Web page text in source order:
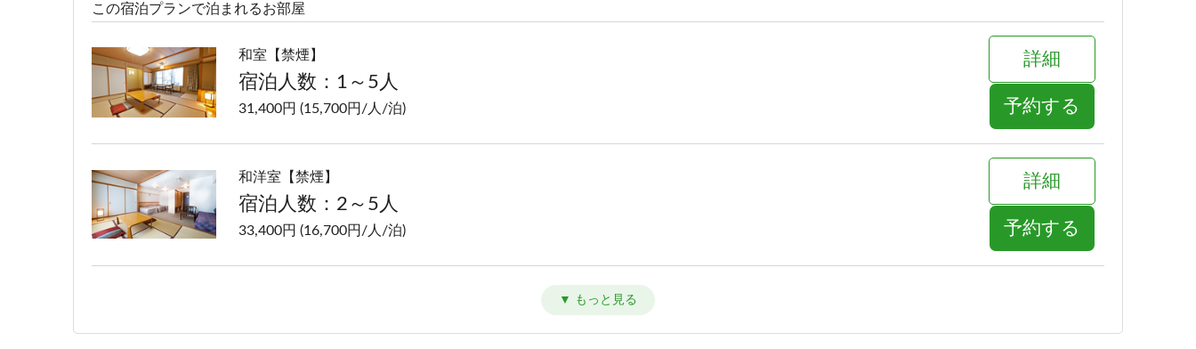
この宿泊プランで泊まれるお部屋
和室【禁煙】
宿泊人数：1～5人
31,400円 (15,700円/人/泊)
詳細
予約する
和洋室【禁煙】
宿泊人数：2～5人
33,400円 (16,700円/人/泊)
詳細
予約する